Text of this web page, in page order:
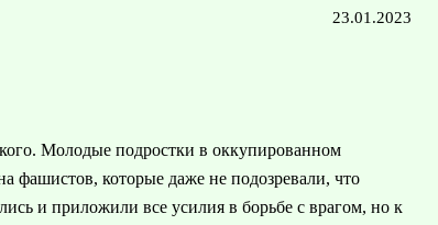
23.01.2023
Молодые подростки в оккупированном
фашистов, которые даже не подозревали, что
и приложили все усилия в борьбе с врагом, но к